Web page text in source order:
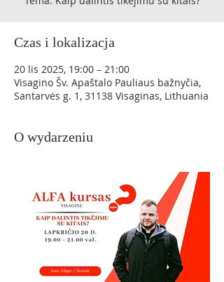
Czas i lokalizacja
20 lis 2025, 19:00 – 21:00
Visagino Šv. Apaštalo Pauliaus bažnyčia,
Santarvės g. 1, 31138 Visaginas, Lithuania
O wydarzeniu